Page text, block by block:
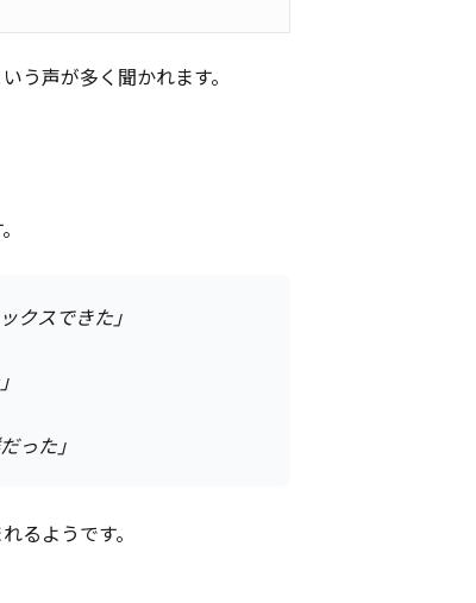
う声が多く聞かれます。
クスできた」
った」
るようです。